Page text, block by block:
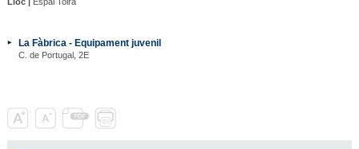
La Fàbrica - Equipament juvenil
C. de Portugal, 2E